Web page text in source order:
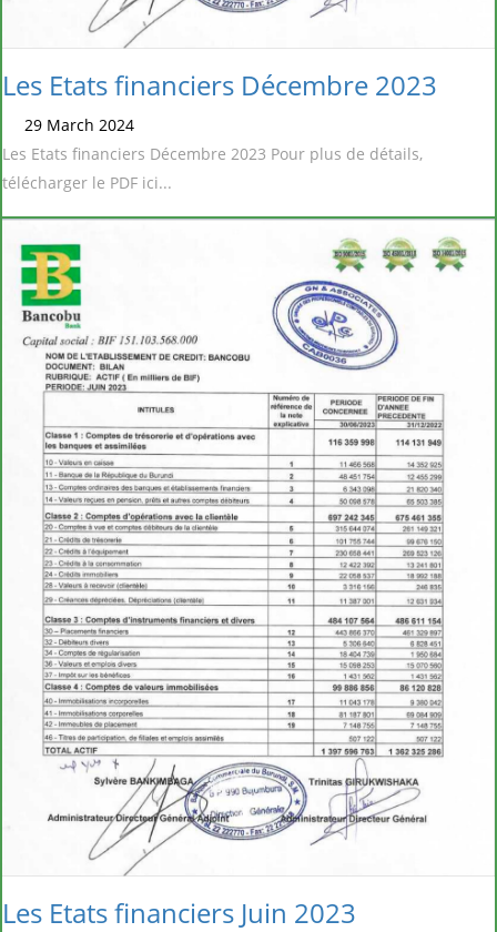
Les Etats financiers Décembre 2023
29 March 2024
Les Etats financiers Décembre 2023 Pour plus de détails,
télécharger le PDF ici...
Les Etats financiers Juin 2023